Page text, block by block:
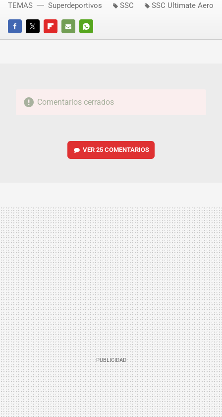
FACEBOOKTWITTERFLIPBOARD
E-
WHATSAPP
TEMAS Superdeportivos SSC SSC Ultimate Aero
Comentarios cerrados
VER 25 COMENTARIOS